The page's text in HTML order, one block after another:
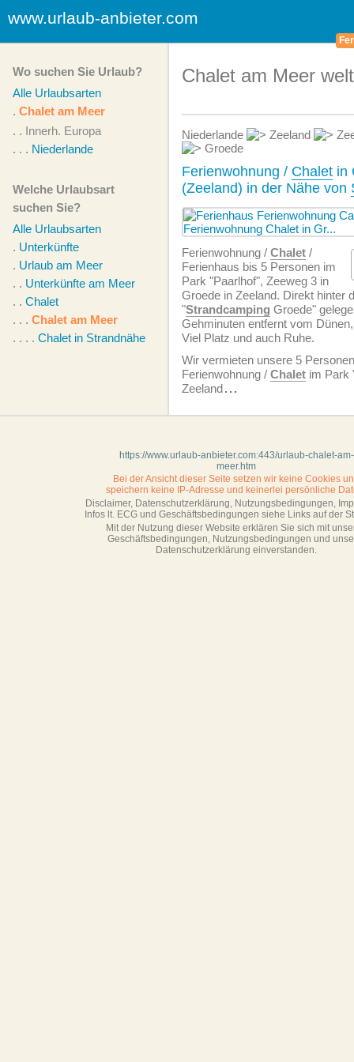
www.urlaub-anbieter.com
Wo suchen Sie Urlaub?
Alle Urlaubsarten
. Chalet am Meer
. . Innerh. Europa
. . . Niederlande
Welche Urlaubsart
suchen Sie?
Alle Urlaubsarten
. Unterkünfte
. Urlaub am Meer
. . Unterkünfte am Meer
. . Chalet
. . . Chalet am Meer
. . . . Chalet in Strandnähe
Chalet am Meer
Niederlande Zeeland
Groede
Ferienwohnung / Chalet in
(Zeeland) in der Nähe von
Ferien­wohnung / Chalet /
Ferienhaus bis 5 Personen im
Park "Paarlhof", Zeeweg 3 in
Groede in Zeeland. Direkt hinter
"Strandcamping Groede"
Gehminuten entfernt vom
Viel Platz und auch Ruhe.
Wir vermieten unsere 5
Ferien­wohnung / Chalet im Park
Zeeland...
https://www.urlaub-anbieter.com:443/urlaub-chalet-am-
meer.htm
Bei der Ansicht dieser Seite setzen wir keine Cookies
speichern keine IP-Adresse und keinerlei persönliche
Disclaimer, Datenschutzerklärung, Nutzungsbedingungen,
Infos lt. ECG und Geschäftsbedingungen siehe Links auf der
Mit der Nutzung dieser Website erklären Sie sich mit
Geschäftsbedin­gungen, Nutzungsbedingungen und
Datenschutzerklärung einverstanden.